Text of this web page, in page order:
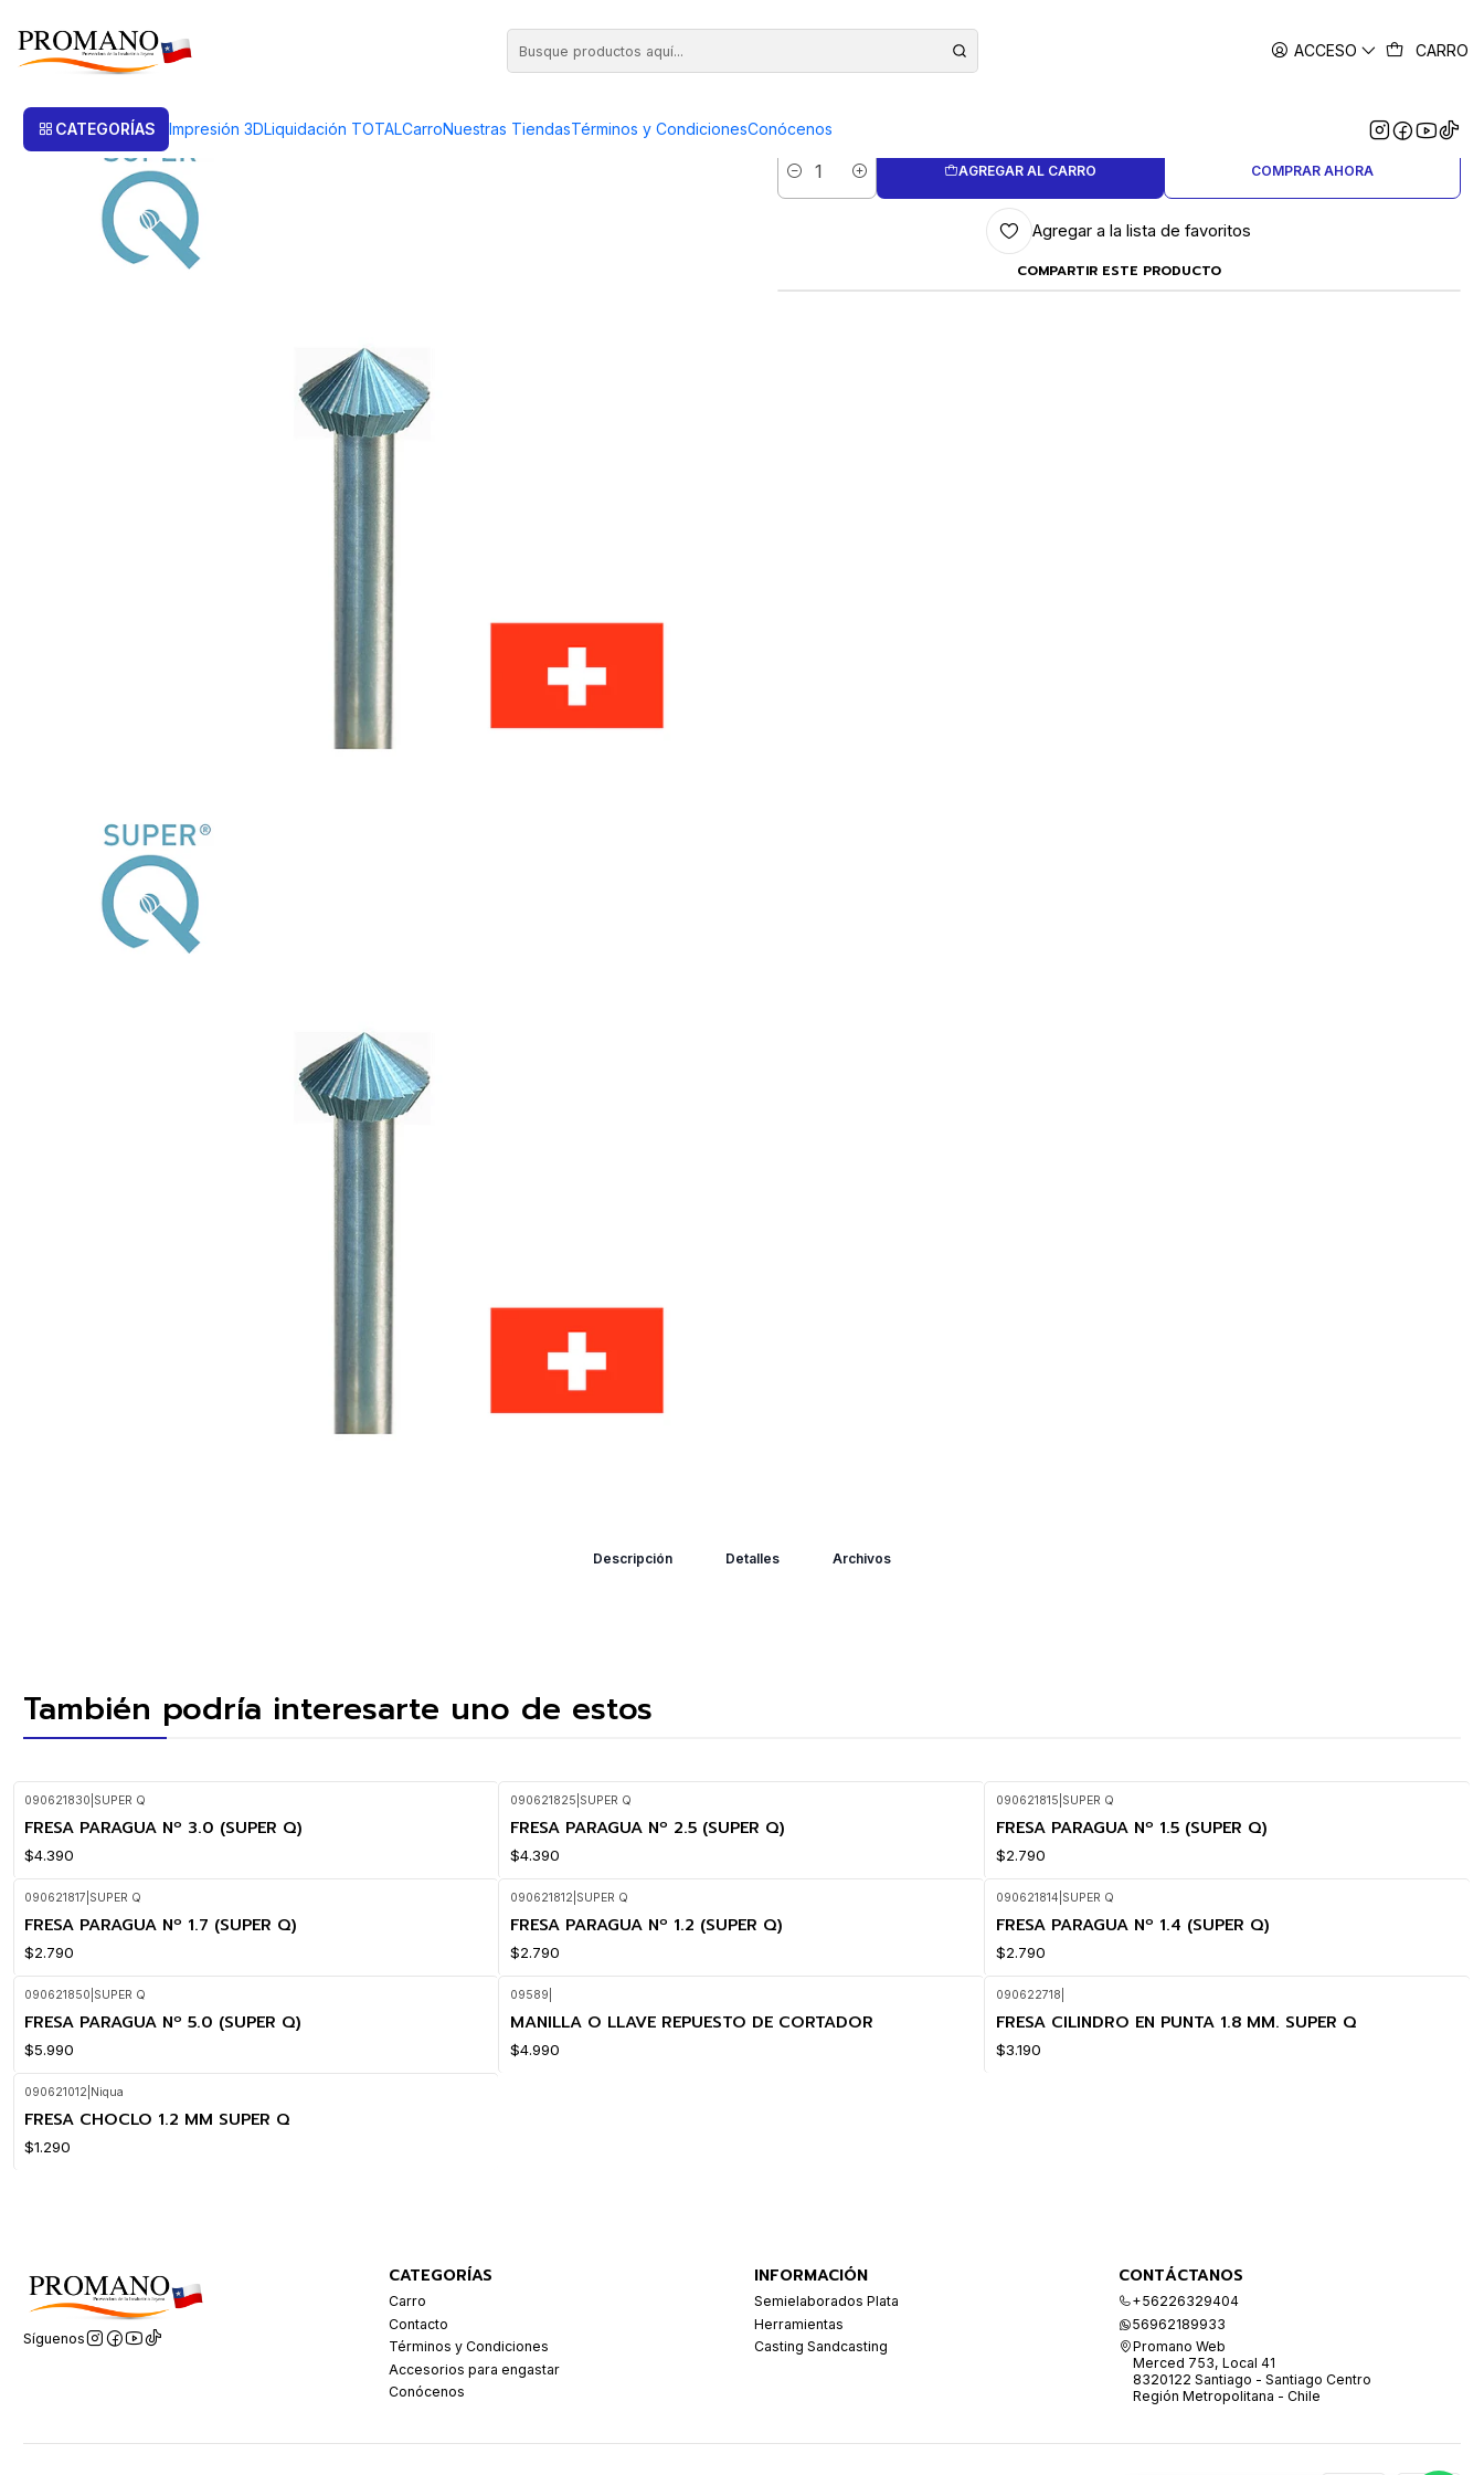
ACCESO CARRO
CATEGORÍAS Impresión 3DLiquidación TOTALCarroNuestras TiendasTérminos y CondicionesConócenos FRESA PARAGUA Nº 3.5 (SUPER Q)
Cantidad
AGREGAR AL CARRO COMPRAR AHORA
Agregar a la lista de favoritos
COMPARTIR ESTE PRODUCTO
Descripción Detalles Archivos
También podría interesarte uno de estos
090621830 SUPER Q
FRESA PARAGUA Nº 3.0 (SUPER Q)
$4.390
090621825 SUPER Q
FRESA PARAGUA Nº 2.5 (SUPER Q)
$4.390
090621815 SUPER Q
FRESA PARAGUA Nº 1.5 (SUPER Q)
$2.790
090621817 SUPER Q
FRESA PARAGUA Nº 1.7 (SUPER Q)
$2.790
090621812 SUPER Q
FRESA PARAGUA Nº 1.2 (SUPER Q)
$2.790
090621814 SUPER Q
FRESA PARAGUA Nº 1.4 (SUPER Q)
$2.790
090621850 SUPER Q
FRESA PARAGUA Nº 5.0 (SUPER Q)
$5.990
09589
MANILLA O LLAVE REPUESTO DE CORTADOR
$4.990
090622718
FRESA CILINDRO EN PUNTA 1.8 MM. SUPER Q
$3.190
090621012 Niqua
FRESA CHOCLO 1.2 MM SUPER Q
$1.290
Síguenos
CATEGORÍAS
Carro
Contacto
Términos y Condiciones
Accesorios para engastar
Conócenos
INFORMACIÓN
Semielaborados Plata
Herramientas
Casting Sandcasting
CONTÁCTANOS
+56226329404
56962189933
Promano Web
Merced 753, Local 41
8320122 Santiago - Santiago Centro
Región Metropolitana - Chile